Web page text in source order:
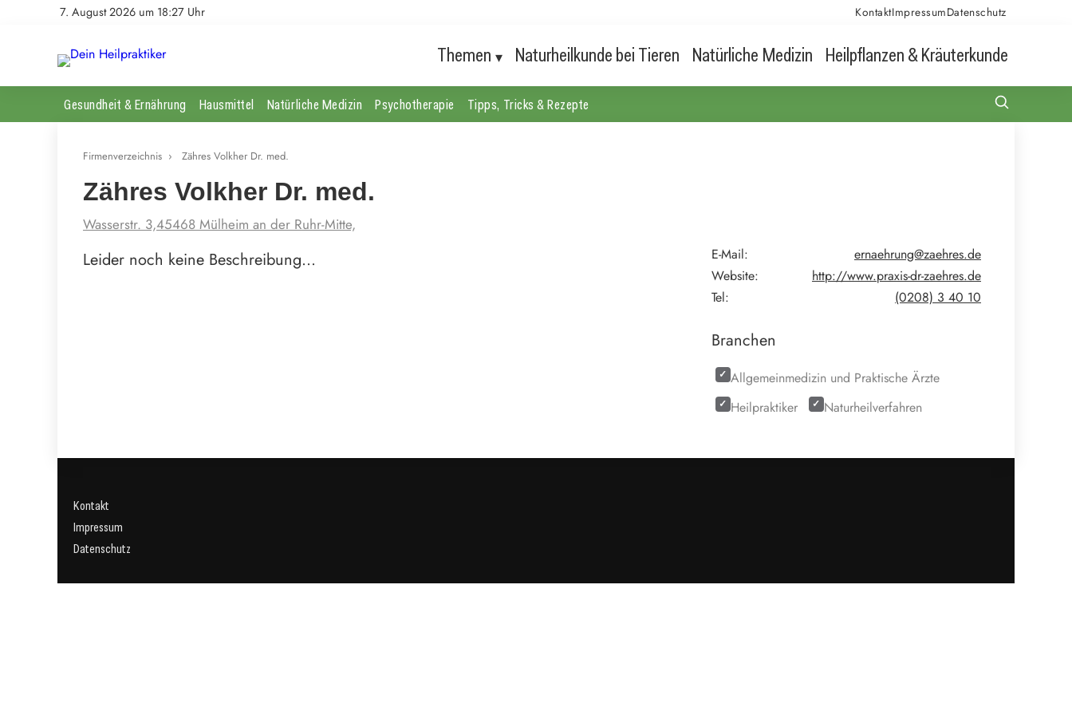
7. August 2026 um 18:27 Uhr KontaktImpressumDatenschutz
Themen Naturheilkunde bei Tieren Natürliche Medizin Heilpflanzen & Kräuterkunde
Gesundheit & Ernährung Hausmittel Natürliche Medizin Psychotherapie Tipps, Tricks & Rezepte
Firmenverzeichnis › Zähres Volkher Dr. med.
Zähres Volkher Dr. med.
Wasserstr. 3,45468 Mülheim an der Ruhr-Mitte,
Leider noch keine Beschreibung… E-Mail:
ernaehrung@zaehres.de
Website:
http://www.praxis-dr-zaehres.de
Tel:
(0208) 3 40 10
Branchen
Allgemeinmedizin und Praktische Ärzte
Heilpraktiker
Naturheilverfahren
Kontakt
Impressum
Datenschutz